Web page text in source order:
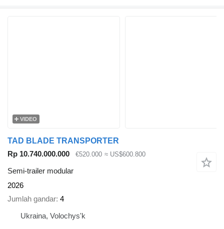
VIDEO
TAD BLADE TRANSPORTER
Rp 10.740.000.000
€520.000 ≈ US$600.800
Semi-trailer modular
2026
Jumlah gandar 4
Ukraina, Volochys'k